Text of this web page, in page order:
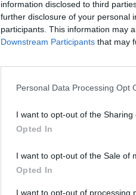
information disclosed to third
further disclosure of your personal
participants. This information may
Downstream Participants that may
Personal Data Processing Opt
I want to opt-out of the Sharing
Opted In
I want to opt-out of the Sale of
Opted In
I want to opt-out of processing